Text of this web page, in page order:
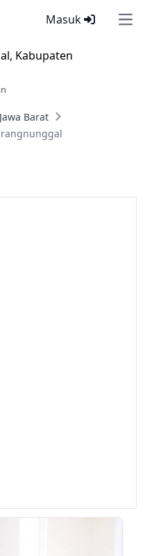
Masuk
Kabupaten
Jawa Barat